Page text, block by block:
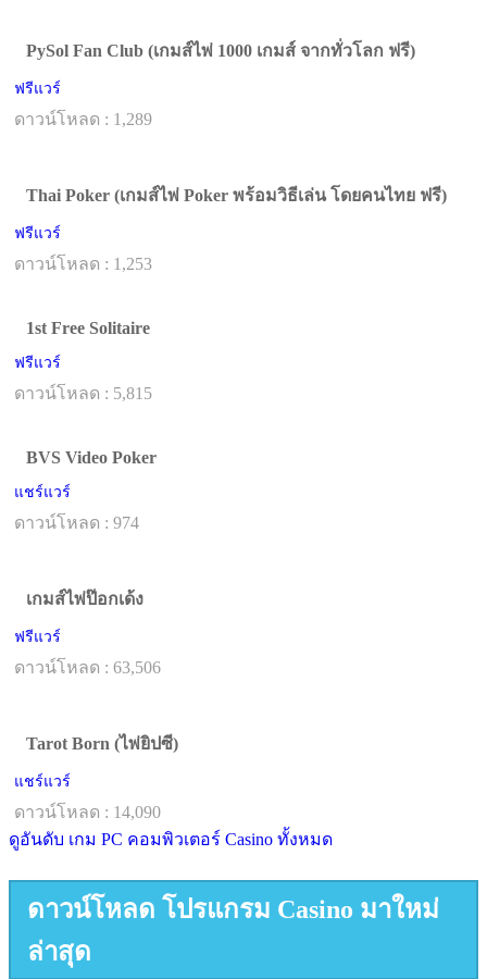
PySol Fan Club (เกมส์ไพ่ 1000 เกมส์ จากทั่วโลก ฟรี)
ฟรีแวร์
ดาวน์โหลด : 1,289
Thai Poker (เกมส์ไพ่ Poker พร้อมวิธีเล่น โดยคนไทย ฟรี)
ฟรีแวร์
ดาวน์โหลด : 1,253
1st Free Solitaire
ฟรีแวร์
ดาวน์โหลด : 5,815
BVS Video Poker
แชร์แวร์
ดาวน์โหลด : 974
เกมส์ไพ่ป๊อกเด้ง
ฟรีแวร์
ดาวน์โหลด : 63,506
Tarot Born (ไพ่ยิปซี)
แชร์แวร์
ดาวน์โหลด : 14,090
ดูอันดับ เกม PC คอมพิวเตอร์ Casino ทั้งหมด
ดาวน์โหลด โปรแกรม Casino มาใหม่
ล่าสุด